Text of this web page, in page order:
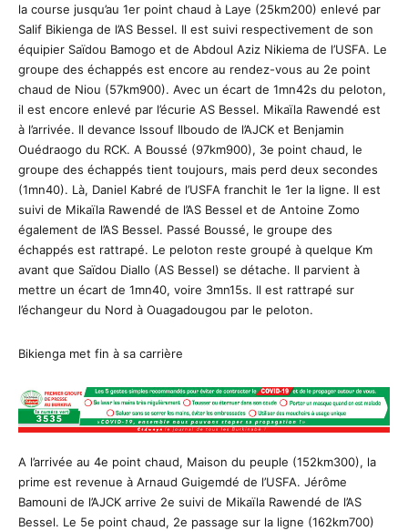
la course jusqu’au 1er point chaud à Laye (25km200) enlevé par
Salif Bikienga de l’AS Bessel. Il est suivi respectivement de son
équipier Saïdou Bamogo et de Abdoul Aziz Nikiema de l’USFA. Le
groupe des échappés est encore au rendez-vous au 2e point
chaud de Niou (57km900). Avec un écart de 1mn42s du peloton,
il est encore enlevé par l’écurie AS Bessel. Mikaïla Rawendé est
à l’arrivée. Il devance Issouf Ilboudo de l’AJCK et Benjamin
Ouédraogo du RCK. A Boussé (97km900), 3e point chaud, le
groupe des échappés tient toujours, mais perd deux secondes
(1mn40). Là, Daniel Kabré de l’USFA franchit le 1er la ligne. Il est
suivi de Mikaïla Rawendé de l’AS Bessel et de Antoine Zomo
également de l’AS Bessel. Passé Boussé, le groupe des
échappés est rattrapé. Le peloton reste groupé à quelque Km
avant que Saïdou Diallo (AS Bessel) se détache. Il parvient à
mettre un écart de 1mn40, voire 3mn15s. Il est rattrapé sur
l’échangeur du Nord à Ouagadougou par le peloton.
Bikienga met fin à sa carrière
A l’arrivée au 4e point chaud, Maison du peuple (152km300), la
prime est revenue à Arnaud Guigemdé de l’USFA. Jérôme
Bamouni de l’AJCK arrive 2e suivi de Mikaïla Rawendé de l’AS
Bessel. Le 5e point chaud, 2e passage sur la ligne (162km700)